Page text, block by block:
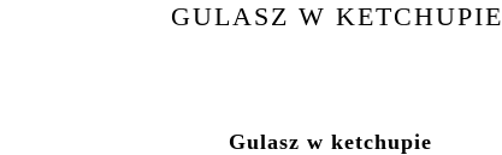
GULASZ W KETCHUPIE
Gulasz w ketchupie